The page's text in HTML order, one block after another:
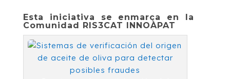
Esta iniciativa se enmarca en la
Comunidad RIS3CAT INNOÀPAT